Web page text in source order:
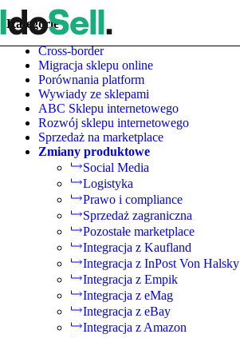
Kategorie
Cross-border
Migracja sklepu online
Porównania platform
Wywiady ze sklepami
ABC Sklepu internetowego
Rozwój sklepu internetowego
Sprzedaż na marketplace
Zmiany produktowe
Social Media
Logistyka
Prawo i compliance
Sprzedaż zagraniczna
Pozostałe marketplace
Integracja z Kaufland
Integracja z InPost Von Halsky
Integracja z Empik
Integracja z eMag
Integracja z eBay
Integracja z Amazon